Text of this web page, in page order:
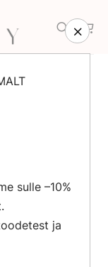
Search
/ Kõrvarõngad
sulle –10%
ja